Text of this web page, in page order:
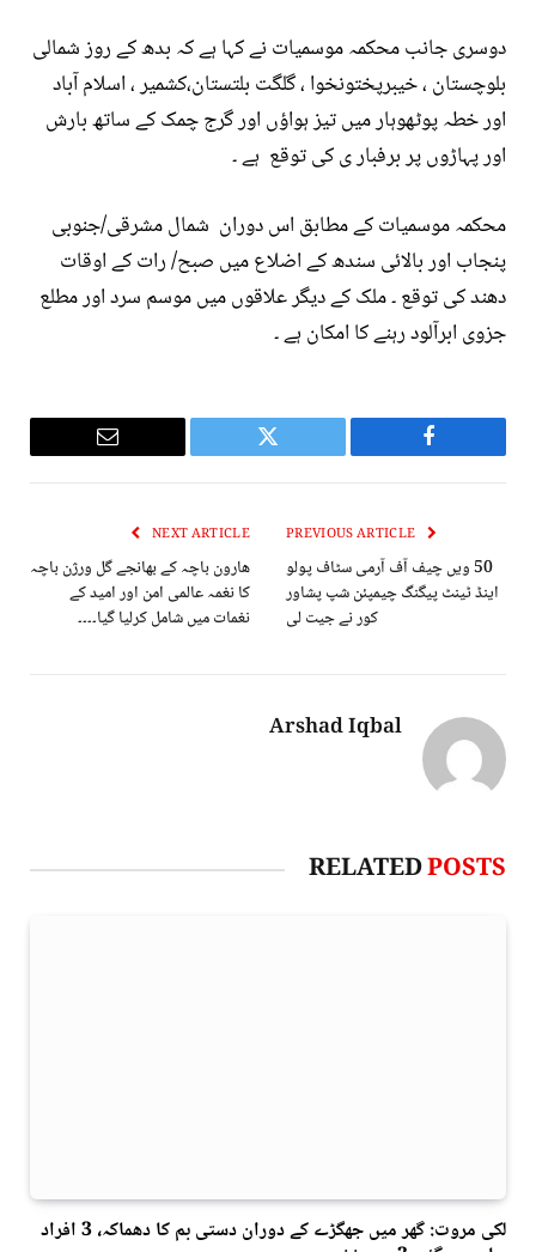
دوسری جانب محکمہ موسمیات نے کہا ہے کہ بدھ کے روز شمالی
بلوچستان ، خیبرپختونخوا ، گلگت بلتستان،کشمیر ، اسلام آباد
اور خطہ پوٹھوہار میں تیز ہواؤں اور گرج چمک کے ساتھ بارش
اور پہاڑوں پر برفبار ی کی توقع ہے ۔
محکمہ موسمیات کے مطابق اس دوران شمال مشرقی/جنوبی
پنجاب اور بالائی سندھ کے اضلاع میں صبح/ رات کے اوقات
دھند کی توقع ۔ ملک کے دیگر علاقوں میں موسم سرد اور مطلع
جزوی ابرآلود رہنے کا امکان ہے ۔
Facebook
Twitter
Email
50 ویں چیف آف آرمی سٹاف پولو
اینڈ ٹینٹ پیگنگ چیمپئن شپ پشاور
کور نے جیت لی
NEXT ARTICLE
ھارون باچہ کے بھانجے گل ورژن باچہ
کا نغمہ عالمی امن اور امید کے
نغمات میں شامل کرلیا گیا۔۔۔۔
Arshad Iqbal
RELATEDPOSTS
لکی مروت: گھر میں جھگڑے کے دوران دستی بم کا دھماکہ، 3 افراد